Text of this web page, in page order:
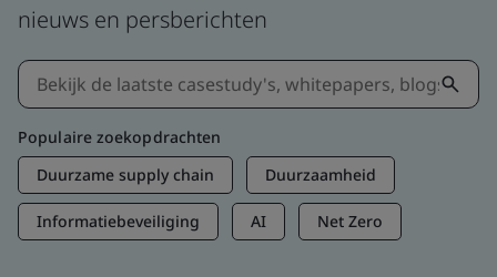
nieuws en persberichten
Populaire zoekopdrachten
Duurzame supply chain
Duurzaamheid
Informatiebeveiliging AI Net Zero